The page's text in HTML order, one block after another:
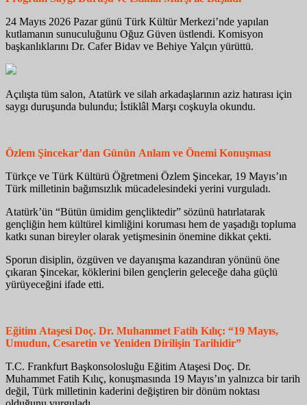
24 Mayıs 2026 Pazar günü Türk Kültür Merkezi’nde yapılan
kutlamanın sunuculuğunu Oğuz Güven üstlendi. Komisyon
başkanlıklarını Dr. Cafer Bidav ve Behiye Yalçın yürüttü.
Açılışta tüm salon, Atatürk ve silah arkadaşlarının aziz hatırası için
saygı duruşunda bulundu; İstiklâl Marşı coşkuyla okundu.
Özlem Şincekar’dan Günün Anlam ve Önemi Konuşması
Türkçe ve Türk Kültürü Öğretmeni Özlem Şincekar, 19 Mayıs’ın
Türk milletinin bağımsızlık mücadelesindeki yerini vurguladı.
Atatürk’ün “Bütün ümidim gençliktedir” sözünü hatırlatarak
gençliğin hem kültürel kimliğini koruması hem de yaşadığı topluma
katkı sunan bireyler olarak yetişmesinin önemine dikkat çekti.
Sporun disiplin, özgüven ve dayanışma kazandıran yönünü öne
çıkaran Şincekar, köklerini bilen gençlerin geleceğe daha güçlü
yürüyeceğini ifade etti.
Eğitim Ataşesi Doç. Dr. Muhammet Fatih Kılıç: “19 Mayıs,
Umudun, Cesaretin ve Yeniden Dirilişin Tarihidir”
T.C. Frankfurt Başkonsolosluğu Eğitim Ataşesi Doç. Dr.
Muhammet Fatih Kılıç, konuşmasında 19 Mayıs’ın yalnızca bir tarih
değil, Türk milletinin kaderini değiştiren bir dönüm noktası